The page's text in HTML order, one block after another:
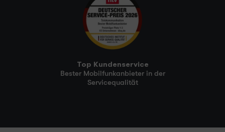
Top Kundenservice
Bester Mobilfunkanbieter in der
Servicequalität